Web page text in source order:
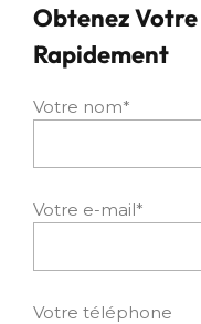
Obtenez Votre
Rapidement
Votre nom*
Votre e-mail*
Votre téléphone